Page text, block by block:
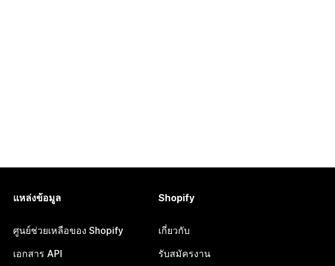
แหล่งข้อมูล
ศูนย์ช่วยเหลือของ Shopify
เอกสาร API
Shopify
เกี่ยวกับ
รับสมัครงาน